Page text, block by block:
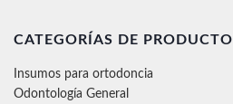
CATEGORÍAS DE PRODUCTO
Insumos para ortodoncia
Odontología General